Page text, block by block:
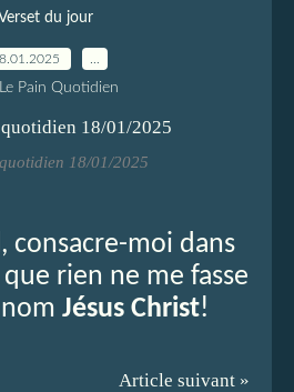
du jour
Pain Quotidien
18/01/2025
, consacre-moi dans
rien ne me fasse
Jésus Christ!
Article suivant »